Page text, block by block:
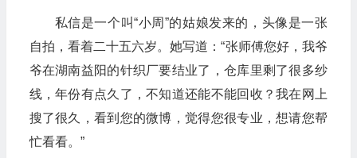
私信是一个叫“小周”的姑娘发来的，头像是一张
自拍，看着二十五六岁。她写道：“张师傅您好，我爷
爷在湖南益阳的针织厂要结业了，仓库里剩了很多纱
线，年份有点久了，不知道还能不能回收？我在网上
搜了很久，看到您的微博，觉得您很专业，想请您帮
忙看看。”